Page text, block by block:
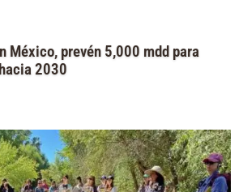
México, prevén 5,000 mdd para
2030